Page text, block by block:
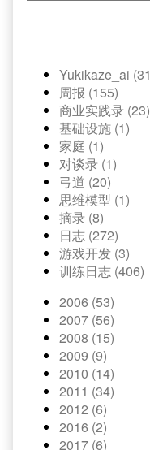
Yukikaze_ai
周报 (155)
商业实践录 (23)
基础设施 (1)
家庭 (1)
对谈录 (1)
弓道 (20)
思维模型 (1)
摘录 (8)
日志 (272)
游戏开发 (3)
训练日志 (406)
2006 (53)
2007 (56)
2008 (15)
2009 (9)
2010 (14)
2011 (34)
2012 (6)
2016 (2)
2017 (6)